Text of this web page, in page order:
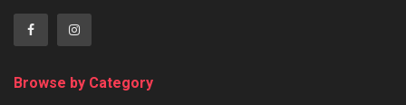
Browse by Category